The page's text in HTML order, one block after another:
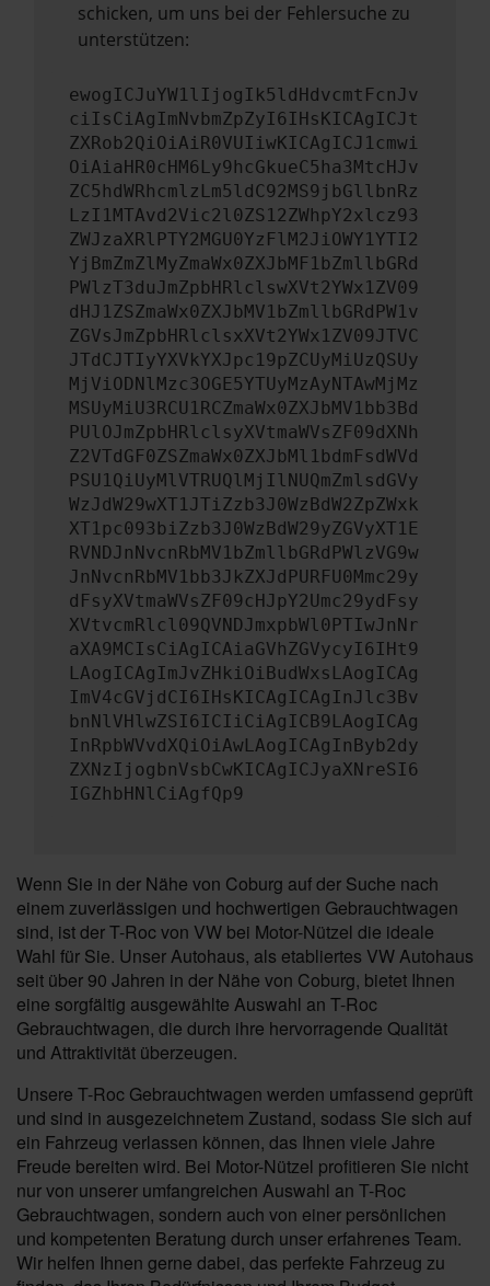
schicken, um uns bei der Fehlersuche zu
unterstützen:
ewogICJuYW1lIjogIk5ldHdvcmtFcnJv
ciIsCiAgImNvbmZpZyI6IHsKICAgICJt
ZXRob2QiOiAiR0VUIiwKICAgICJ1cmwi
OiAiaHR0cHM6Ly9hcGkueC5ha3MtcHJv
ZC5hdWRhcmlzLm5ldC92MS9jbGllbnRz
LzI1MTAvd2Vic2l0ZS12ZWhpY2xlcz93
ZWJzaXRlPTY2MGU0YzFlM2JiOWY1YTI2
YjBmZmZlMyZmaWx0ZXJbMF1bZmllbGRd
PWlzT3duJmZpbHRlclswXVt2YWx1ZV09
dHJ1ZSZmaWx0ZXJbMV1bZmllbGRdPW1v
ZGVsJmZpbHRlclsxXVt2YWx1ZV09JTVC
JTdCJTIyYXVkYXJpc19pZCUyMiUzQSUy
MjViODNlMzc3OGE5YTUyMzAyNTAwMjMz
MSUyMiU3RCU1RCZmaWx0ZXJbMV1bb3Bd
PUlOJmZpbHRlclsyXVtmaWVsZF09dXNh
Z2VTdGF0ZSZmaWx0ZXJbMl1bdmFsdWVd
PSU1QiUyMlVTRUQlMjIlNUQmZmlsdGVy
WzJdW29wXT1JTiZzb3J0WzBdW2ZpZWxk
XT1pc093biZzb3J0WzBdW29yZGVyXT1E
RVNDJnNvcnRbMV1bZmllbGRdPWlzVG9w
JnNvcnRbMV1bb3JkZXJdPURFU0Mmc29y
dFsyXVtmaWVsZF09cHJpY2Umc29ydFsy
XVtvcmRlcl09QVNDJmxpbWl0PTIwJnNr
aXA9MCIsCiAgICAiaGVhZGVycyI6IHt9
LAogICAgImJvZHkiOiBudWxsLAogICAg
ImV4cGVjdCI6IHsKICAgICAgInJlc3Bv
bnNlVHlwZSI6ICIiCiAgICB9LAogICAg
InRpbWVvdXQiOiAwLAogICAgInByb2dy
ZXNzIjogbnVsbCwKICAgICJyaXNreSI6
IGZhbHNlCiAgfQp9
Wenn Sie in der Nähe von Coburg auf der Suche nach
einem zuverlässigen und hochwertigen Gebrauchtwagen
sind, ist der T-Roc von VW bei Motor-Nützel die ideale
Wahl für Sie. Unser Autohaus, als etabliertes VW Autohaus
seit über 90 Jahren in der Nähe von Coburg, bietet Ihnen
eine sorgfältig ausgewählte Auswahl an T-Roc
Gebrauchtwagen, die durch ihre hervorragende Qualität
und Attraktivität überzeugen.
Unsere T-Roc Gebrauchtwagen werden umfassend geprüft
und sind in ausgezeichnetem Zustand, sodass Sie sich auf
ein Fahrzeug verlassen können, das Ihnen viele Jahre
Freude bereiten wird. Bei Motor-Nützel profitieren Sie nicht
nur von unserer umfangreichen Auswahl an T-Roc
Gebrauchtwagen, sondern auch von einer persönlichen
und kompetenten Beratung durch unser erfahrenes Team.
Wir helfen Ihnen gerne dabei, das perfekte Fahrzeug zu